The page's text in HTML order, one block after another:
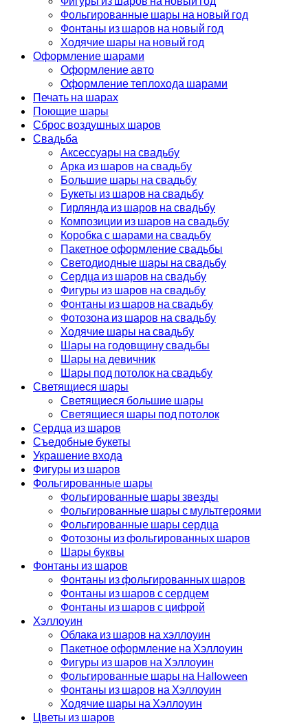
Фольгированные шары на новый год
Фонтаны из шаров на новый год
Ходячие шары на новый год
Оформление шарами
Оформление авто
Оформление теплохода шарами
Печать на шарах
Поющие шары
Сброс воздушных шаров
Свадьба
Аксессуары на свадьбу
Арка из шаров на свадьбу
Большие шары на свадьбу
Букеты из шаров на свадьбу
Гирлянда из шаров на свадьбу
Композиции из шаров на свадьбу
Коробка с шарами на свадьбу
Пакетное оформление свадьбы
Светодиодные шары на свадьбу
Сердца из шаров на свадьбу
Фигуры из шаров на свадьбу
Фонтаны из шаров на свадьбу
Фотозона из шаров на свадьбу
Ходячие шары на свадьбу
Шары на годовщину свадьбы
Шары на девичник
Шары под потолок на свадьбу
Светящиеся шары
Светящиеся большие шары
Светящиеся шары под потолок
Сердца из шаров
Съедобные букеты
Украшение входа
Фигуры из шаров
Фольгированные шары
Фольгированные шары звезды
Фольгированные шары с мультгероями
Фольгированные шары сердца
Фотозоны из фольгированных шаров
Шары буквы
Фонтаны из шаров
Фонтаны из фольгированных шаров
Фонтаны из шаров с сердцем
Фонтаны из шаров с цифрой
Хэллоуин
Облака из шаров на хэллоуин
Пакетное оформление на Хэллоуин
Фигуры из шаров на Хэллоуин
Фольгированные шары на Halloween
Фонтаны из шаров на Хэллоуин
Ходячие шары на Хэллоуин
Цветы из шаров